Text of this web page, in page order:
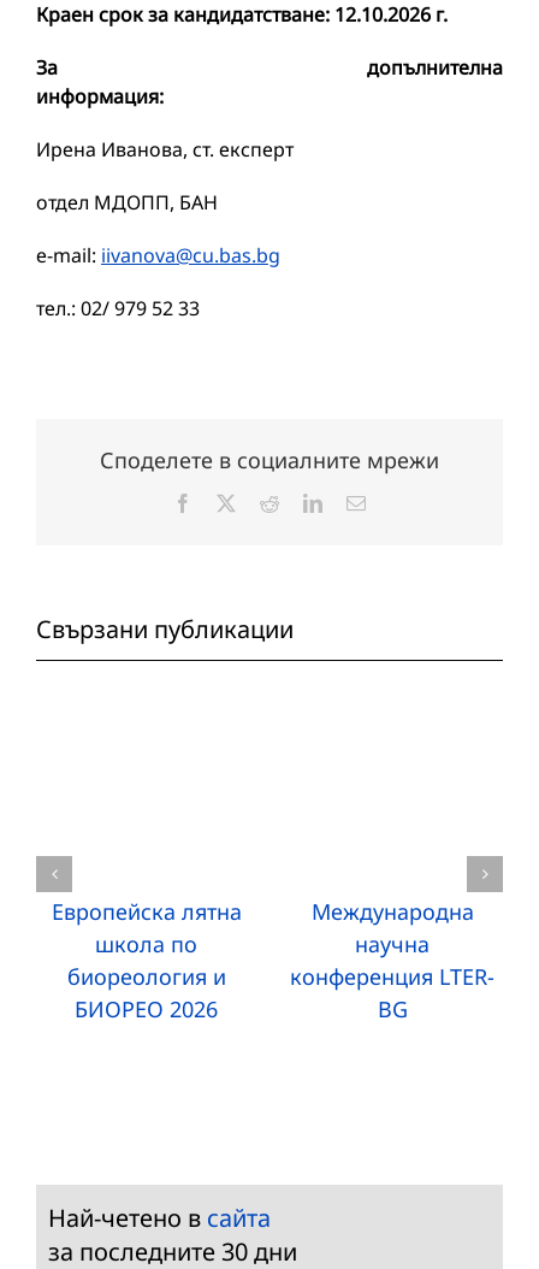
Краен срок за кандидатстване: 12.10.2026г.
За допълнителна
информация:
Ирена Иванова, ст. експерт
отдел МДОПП, БАН
е-mail: iivanova@cu.bas.bg
тел.: 02/ 979 52 33
Споделете в социалните мрежи
Facebook RedditLinkedInЕлектронна
Свързани публикации
Европейска лятна
школа по
биореология и
БИОРЕО 2026
Международна
научна
конференция LTER-
BG
Най-четено в сайта
за последните 30 дни